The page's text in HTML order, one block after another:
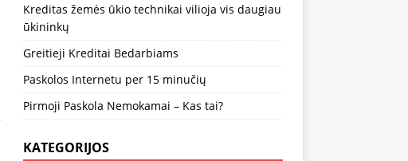
Kreditas žemės ūkio technikai vilioja vis daugiau
ūkininkų
Greitieji Kreditai Bedarbiams
Paskolos Internetu per 15 minučių
Pirmoji Paskola Nemokamai – Kas tai?
KATEGORIJOS